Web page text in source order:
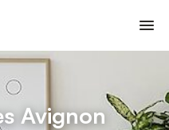
Avignon